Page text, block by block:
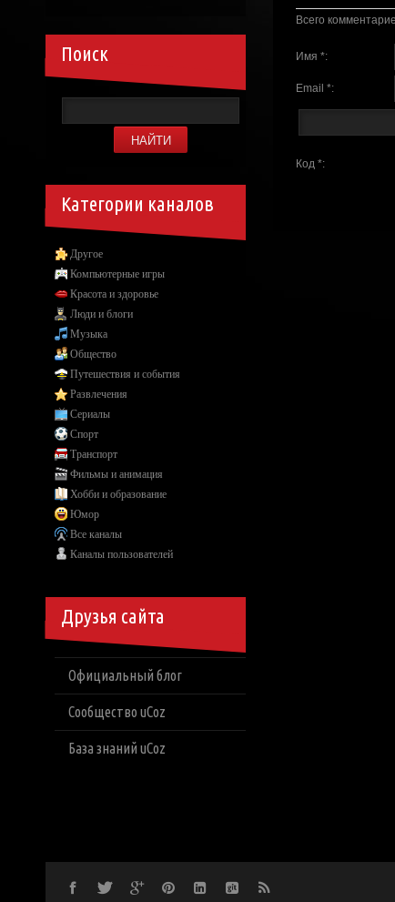
Всего
Имя *:
Email *:
Код *:
Поиск
Категории каналов
Другое
Компьютерные игры
Красота и здоровье
Люди и блоги
Музыка
Общество
Путешествия и события
Развлечения
Сериалы
Спорт
Транспорт
Фильмы и анимация
Хобби и образование
Юмор
Все каналы
Каналы пользователей
Друзья сайта
Официальный блог
Сообщество uCoz
База знаний uCoz